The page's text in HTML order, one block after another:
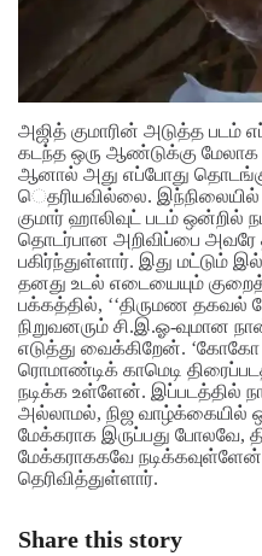
அஜித் குமாரின் அடுத்த படம்
கடந்த ஒரு ஆண்டுக்கு மேலாக
ஆனால் அது எப்போது
ெதரியவில்லை.
குமார் ஹாலிவுட் படம் ஒன்றில்
தொடர்பான அறிவிப்பை அவரே
பகிர்ந்துள்ளார். இது மட்டும்
தனது உடல் எடையையும்
பக்கத்தில், ‘‘திருமண தகவல்
நிறுவனரும் சி.இ.ஓ-வுமான
எடுத்து வைக்கிறேன்.
ரொமாண்டிக் காமெடி
நடிக்க உள்ளேன். இப்படத்தில்
அல்லாமல், நிஜ வாழ்க்கையில்
மேக்கராக இருப்பது போலவே,
மேக்கராககவே
தெரிவித்துள்ளார்.
Share this story